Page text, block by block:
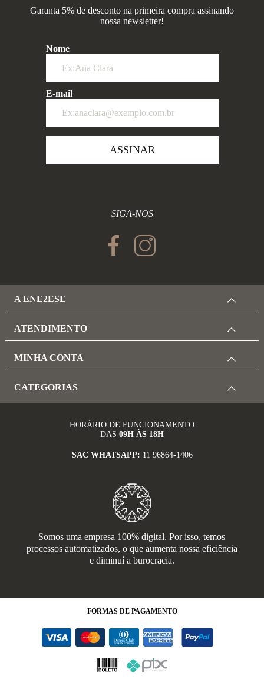
Garanta 5% de desconto na primeira compra assinando
nossa newsletter!
Nome
E-mail
ASSINAR
SIGA-NOS
A ENE2ESE
ATENDIMENTO
MINHA CONTA
CATEGORIAS
HORÁRIO DE FUNCIONAMENTO
DAS 09H ÀS 18H
SAC WHATSAPP: 11 96864-1406
Somos uma empresa 100% digital. Por isso, temos
processos automatizados, o que aumenta nossa eficiência
e diminuí a burocracia.
FORMAS DE PAGAMENTO